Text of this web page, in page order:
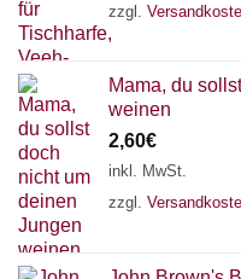
zzgl.
Mama, du
weinen
2,60€
inkl. MwSt.
zzgl.